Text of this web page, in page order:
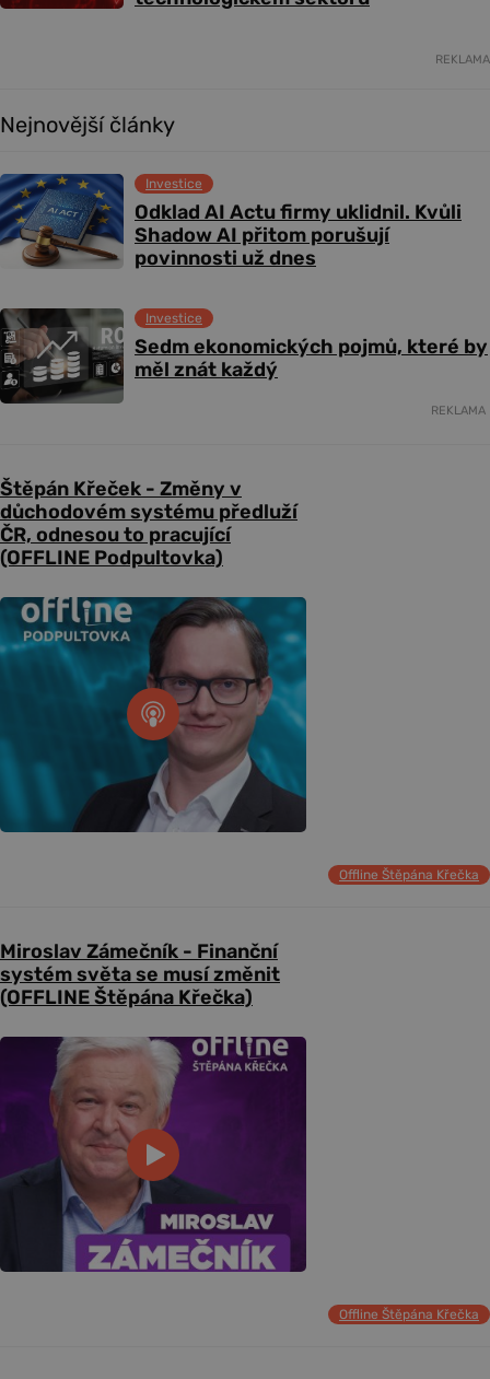
REKLAMA
Nejnovější články
Odklad AI Actu firmy uklidnil. Kvůli
Shadow AI přitom porušují
povinnosti už dnes
Investice
Sedm ekonomických pojmů, které by
měl znát každý
Investice
REKLAMA
Štěpán Křeček - Změny v
důchodovém systému předluží
ČR, odnesou to pracující
(OFFLINE Podpultovka)
Offline Štěpána Křečka
Miroslav Zámečník - Finanční
systém světa se musí změnit
(OFFLINE Štěpána Křečka)
Offline Štěpána Křečka